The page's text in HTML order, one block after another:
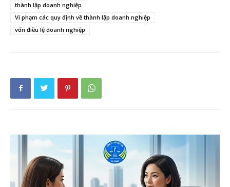
thành lập doanh nghiệp
Vi phạm các quy định về thành lập doanh nghiệp
vốn điều lệ doanh nghiệp